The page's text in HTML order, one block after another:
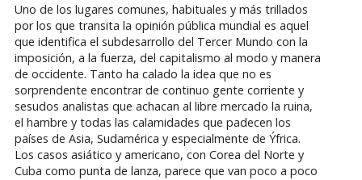
Uno de los lugares comunes, habituales y más trillados
por los que transita la opinión pública mundial es aquel
que identifica el subdesarrollo del Tercer Mundo con la
imposición, a la fuerza, del capitalismo al modo y manera
de occidente. Tanto ha calado la idea que no es
sorprendente encontrar de continuo gente corriente y
sesudos analistas que achacan al libre mercado la ruina,
el hambre y todas las calamidades que padecen los
países de Asia, Sudamérica y especialmente de Ýfrica.
Los casos asiático y americano, con Corea del Norte y
Cuba como punta de lanza, parece que van poco a poco